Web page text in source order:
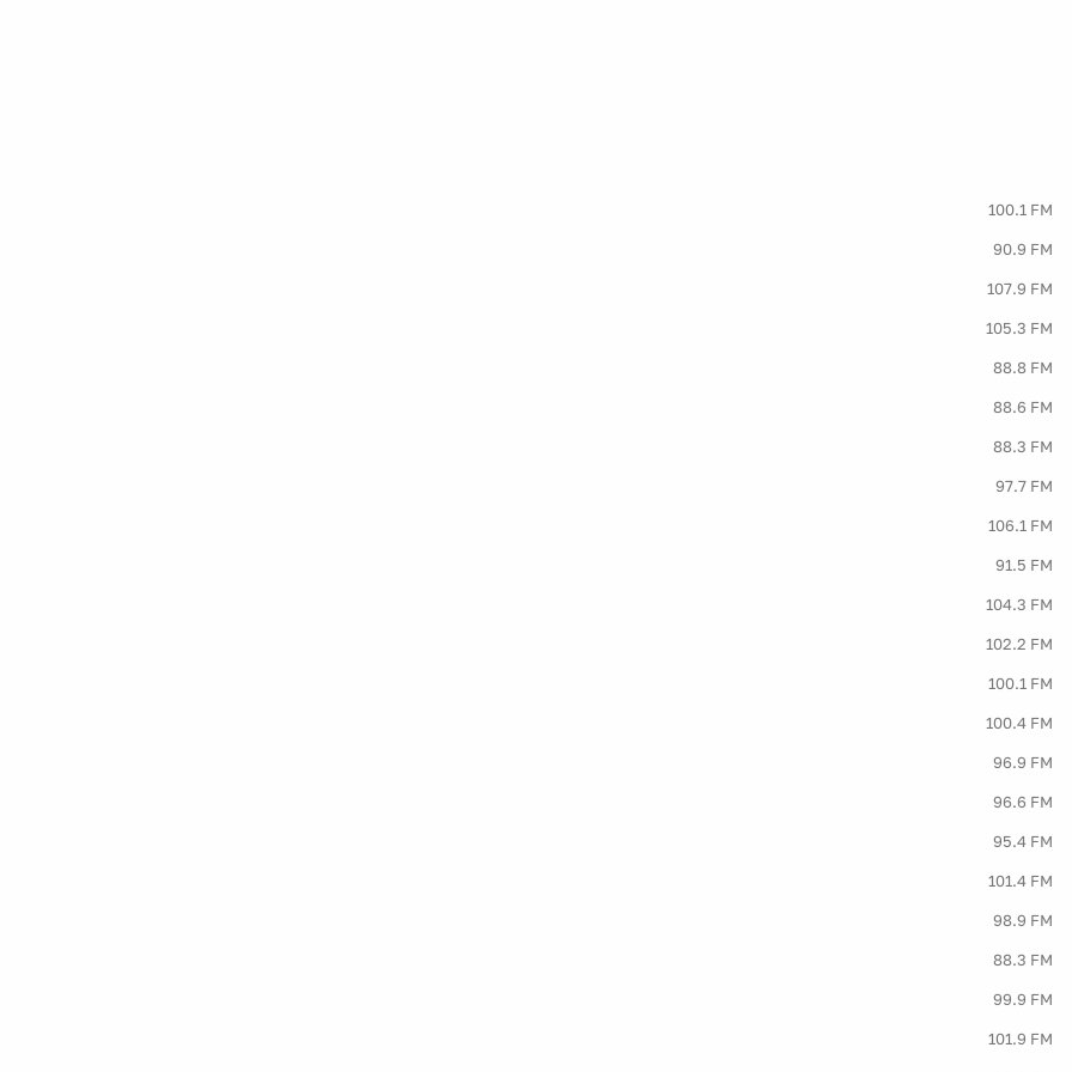
100.1 FM
90.9 FM
107.9 FM
105.3 FM
88.8 FM
88.6 FM
88.3 FM
97.7 FM
106.1 FM
91.5 FM
104.3 FM
102.2 FM
100.1 FM
100.4 FM
96.9 FM
96.6 FM
95.4 FM
101.4 FM
98.9 FM
88.3 FM
99.9 FM
101.9 FM